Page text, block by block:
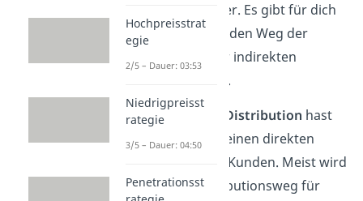
bis zum Abnehmer. Es gibt für dich
als Unternehmer den Weg der
direkten oder der indirekten
Transportlogistik.
Bei derdirekten Distribution hast
du als Hersteller einen direkten
Kontakt mit dem Kunden. Meist wird
ein solcher Distributionsweg für
Hochpreisstrat
egie
2/5 – Dauer: 03:53
Niedrigpreisst
rategie
3/5 – Dauer: 04:50
Penetrationsst